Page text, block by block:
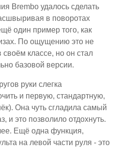
Brembo удалось сделать
в поворотах
один пример того, как
По ощущению это не
классе, но он стал
базовой версии.
руки слегка
и первую, стандартную,
Она чуть сгладила самый
и это позволило отдохнуть.
Ещё одна функция,
на левой части руля - это